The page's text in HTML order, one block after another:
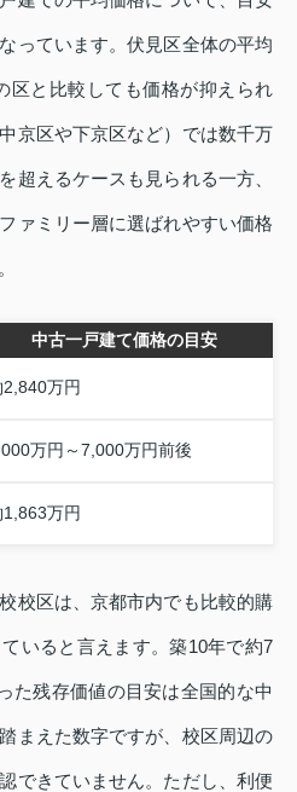
っています。伏見区全体の平均
区と比較しても価格が抑えられ
京区や下京区など）では数千万
超えるケースも見られる一方、
ァミリー層に選ばれやすい価格
中古一戸建て価格の目安
2,840万円
万円～7,000万円前後
1,863万円
校区は、京都市内でも比較的購
いると言えます。築10年で約7
た残存価値の目安は全国的な中
まえた数字ですが、校区周辺の
できていません。ただし、利便